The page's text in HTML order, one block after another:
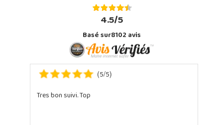
4.5/5
Basé sur8102 avis
(5/5)
Tres bon suivi. Top